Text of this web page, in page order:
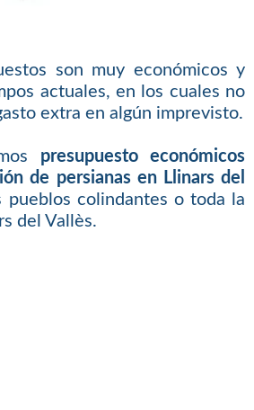
son muy económicos y
actuales, en los cuales no
extra en algún imprevisto.
presupuesto económicos
de persianas en Llinars del
colindantes o toda la
del Vallès.